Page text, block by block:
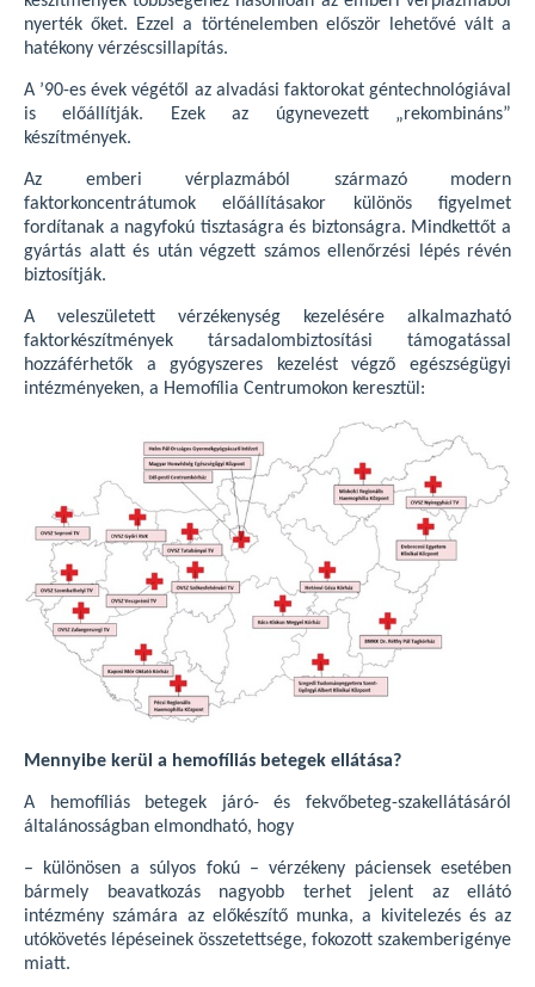
nyerték őket. Ezzel a történelemben először lehetővé vált a
hatékony vérzéscsillapítás.
A ’90-es évek végétől az alvadási faktorokat géntechnológiával
is előállítják. Ezek az úgynevezett „rekombináns”
készítmények.
Az emberi vérplazmából származó modern
faktorkoncentrátumok előállításakor különös figyelmet
fordítanak a nagyfokú tisztaságra és biztonságra. Mindkettőt a
gyártás alatt és után végzett számos ellenőrzési lépés révén
biztosítják.
A veleszületett vérzékenység kezelésére alkalmazható
faktorkészítmények társadalombiztosítási támogatással
hozzáférhetők a gyógyszeres kezelést végző egészségügyi
intézményeken, a Hemofília Centrumokon keresztül:
Mennyibe kerül a hemofíliás betegek ellátása?
A hemofíliás betegek járó- és fekvőbeteg-szakellátásáról
általánosságban elmondható, hogy
– különösen a súlyos fokú – vérzékeny páciensek esetében
bármely beavatkozás nagyobb terhet jelent az ellátó
intézmény számára az előkészítő munka, a kivitelezés és az
utókövetés lépéseinek összetettsége, fokozott szakemberigénye
miatt.